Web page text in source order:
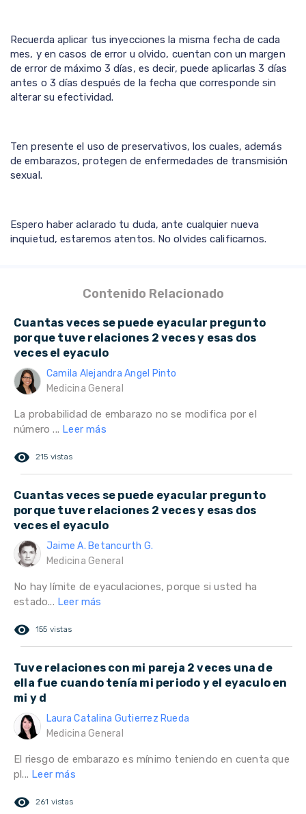
Recuerda aplicar tus inyecciones la misma fecha de cada
mes, y en casos de error u olvido, cuentan con un margen
de error de máximo 3 días, es decir, puede aplicarlas 3 días
antes o 3 días después de la fecha que corresponde sin
alterar su efectividad.
Ten presente el uso de preservativos, los cuales, además
de embarazos, protegen de enfermedades de transmisión
sexual.
Espero haber aclarado tu duda, ante cualquier nueva
inquietud, estaremos atentos. No olvides calificarnos.
Contenido Relacionado
Cuantas veces se puede eyacular pregunto
porque tuve relaciones 2 veces y esas dos
veces el eyaculo
Camila Alejandra Angel Pinto
Medicina General
La probabilidad de embarazo no se modifica por el
número ... Leer más
remove_red_eye 215 vistas
Cuantas veces se puede eyacular pregunto
porque tuve relaciones 2 veces y esas dos
veces el eyaculo
Jaime A. Betancurth G.
Medicina General
No hay límite de eyaculaciones, porque si usted ha
estado... Leer más
remove_red_eye 155 vistas
Tuve relaciones con mi pareja 2 veces una de
ella fue cuando tenía mi periodo y el eyaculo en
mi y d
Laura Catalina Gutierrez Rueda
Medicina General
El riesgo de embarazo es mínimo teniendo en cuenta que
pl... Leer más
remove_red_eye 261 vistas